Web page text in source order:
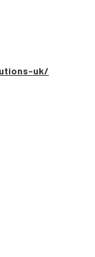
uk/